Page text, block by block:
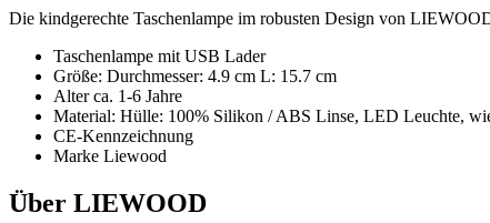
Die kindgerechte Taschenlampe im robusten Design von
Taschenlampe mit USB Lader
Größe: Durchmesser: 4.9 cm L: 15.7 cm
Alter ca. 1-6 Jahre
Material: Hülle: 100% Silikon / ABS Linse, LED Leuchte,
CE-Kennzeichnung
Marke Liewood
Über LIEWOOD